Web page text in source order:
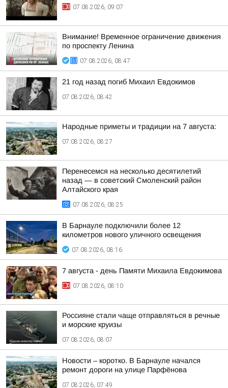
07.08.2026, 09:07
Внимание! Временное ограничение движения
по проспекту Ленина
07.08.2026, 08:47
21 год назад погиб Михаил Евдокимов
07.08.2026, 08:42
Народные приметы и традиции на 7 августа:
07.08.2026, 08:27
Перенесемся на несколько десятилетий
назад — в советский Смоленский район
Алтайского края
07.08.2026, 08:25
В Барнауле подключили более 12
километров нового уличного освещения
07.08.2026, 08:16
7 августа - день Памяти Михаила Евдокимова
07.08.2026, 08:10
Россияне стали чаще отправляться в речные
и морские круизы
07.08.2026, 08:07
Новости – коротко. В Барнауле начался
ремонт дороги на улице Парфёнова
07.08.2026, 07:49